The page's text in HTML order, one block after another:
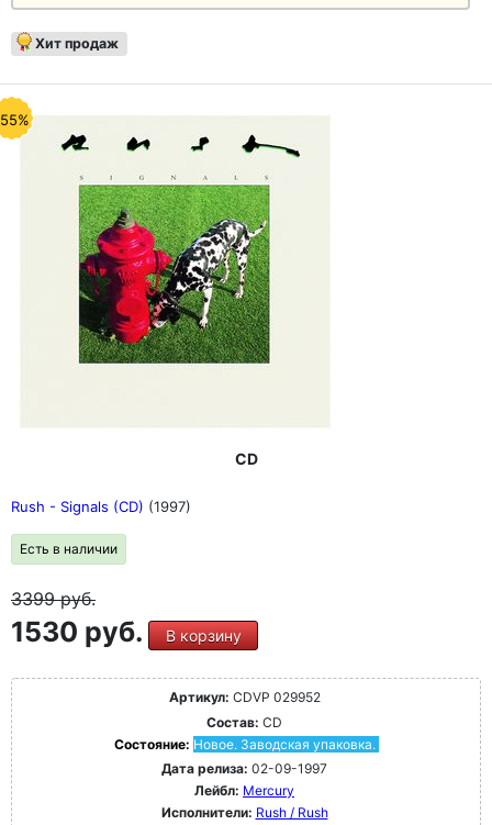
Хит продаж
CD
Rush - Signals (CD) (1997)
Есть в наличии
3399руб.
1530 руб. В корзину
Артикул: CDVP 029952
Состав: CD
Состояние: Новое. Заводская упаковка.
Дата релиза: 02-09-1997
Лейбл: Mercury
Исполнители: Rush / Rush